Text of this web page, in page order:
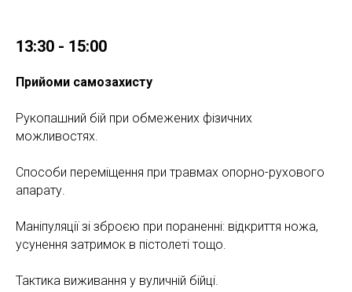
13:30 - 15:00
Прийоми самозахисту
Рукопашний бій при обмежених фізичних
можливостях.
Способи переміщення при травмах опорно-рухового
апарату.
Маніпуляції зі зброєю при пораненні: відкриття ножа,
усунення затримок в пістолеті тощо.
Тактика виживання у вуличній бійці.